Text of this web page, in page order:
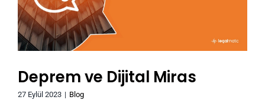
Deprem ve Dijital Miras
27 Eylül 2023 | Blog